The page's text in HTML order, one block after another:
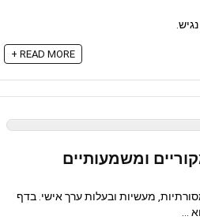
READ MORE +
ומשמעותיים
מעשיות ובעלות ערך אישי. בדף
...